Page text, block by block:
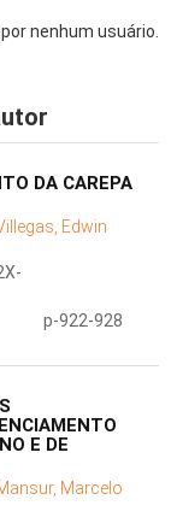
nenhum usuário.
DA CAREPA
Edwin
p-922-928
E DE
Marcelo